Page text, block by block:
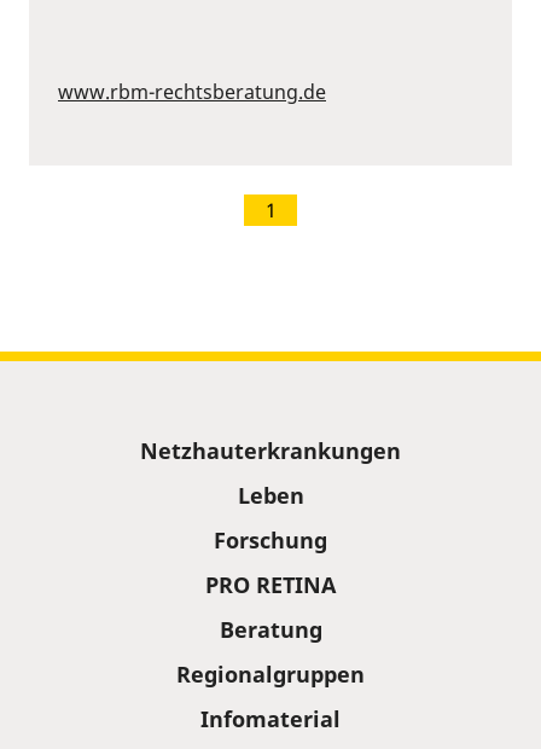
www.rbm-rechtsberatung.de
1
Netzhauterkrankungen
Leben
Forschung
PRO RETINA
Beratung
Regionalgruppen
Infomaterial